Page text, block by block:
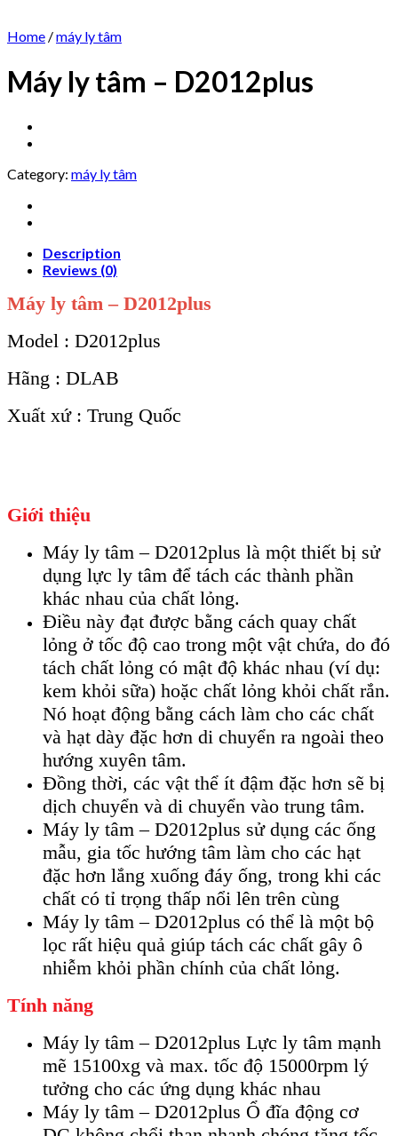
Home /máy ly tâm
Máy ly tâm – D2012plus
Category: máy ly tâm
Description
Reviews (0)
Máy ly tâm – D2012plus
Model : D2012plus
Hãng : DLAB
Xuất xứ : Trung Quốc
Giới thiệu
Máy ly tâm – D2012plus là một thiết bị sử
dụng lực ly tâm để tách các thành phần
khác nhau của chất lỏng.
Điều này đạt được bằng cách quay chất
lỏng ở tốc độ cao trong một vật chứa, do đó
tách chất lỏng có mật độ khác nhau (ví dụ:
kem khỏi sữa) hoặc chất lỏng khỏi chất rắn.
Nó hoạt động bằng cách làm cho các chất
và hạt dày đặc hơn di chuyển ra ngoài theo
hướng xuyên tâm.
Đồng thời, các vật thể ít đậm đặc hơn sẽ bị
dịch chuyển và di chuyển vào trung tâm.
Máy ly tâm – D2012plus sử dụng các ống
mẫu, gia tốc hướng tâm làm cho các hạt
đặc hơn lắng xuống đáy ống, trong khi các
chất có tỉ trọng thấp nổi lên trên cùng
Máy ly tâm – D2012plus có thể là một bộ
lọc rất hiệu quả giúp tách các chất gây ô
nhiễm khỏi phần chính của chất lỏng.
Tính năng
Máy ly tâm – D2012plus Lực ly tâm mạnh
mẽ 15100xg và max. tốc độ 15000rpm lý
tưởng cho các ứng dụng khác nhau
Máy ly tâm – D2012plus Ổ đĩa động cơ